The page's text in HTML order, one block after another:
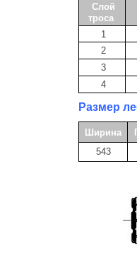
Слой
троса
1
2
3
4
Размер
Ширина
543